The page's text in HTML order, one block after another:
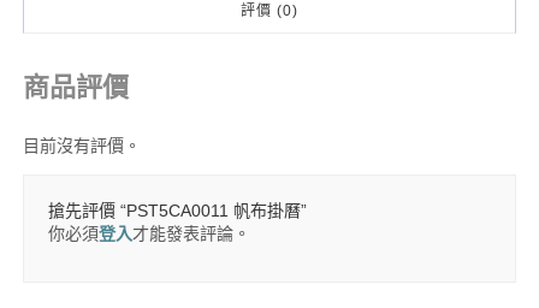
評價 (0)
商品評價
目前沒有評價。
搶先評價 “PST5CA0011 帆布掛曆”
你必須登入才能發表評論。